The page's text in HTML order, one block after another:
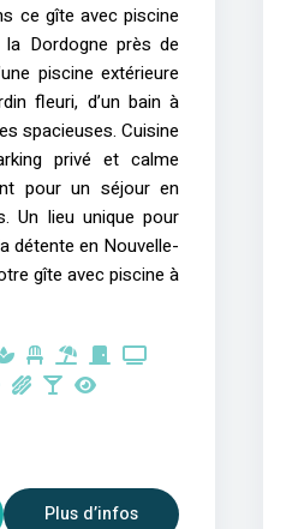
ce gîte avec piscine
Dordogne près de
piscine extérieure
fleuri, d’un bain à
spacieuses. Cuisine
privé et calme
pour un séjour en
Un lieu unique pour
détente en Nouvelle-
gîte avec piscine à
Plus d’infos